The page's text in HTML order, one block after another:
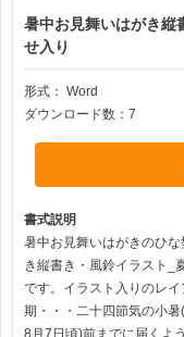
暑中お見舞いはがき縦
せ入り
形式： Word
ダウンロード数：7
書式説明
暑中お見舞いはがきのひ
き縦書き・風鈴イラスト_
です。イラスト入りのレ
期・・・二十四節気の小
8月7日頃)前までに届くよ